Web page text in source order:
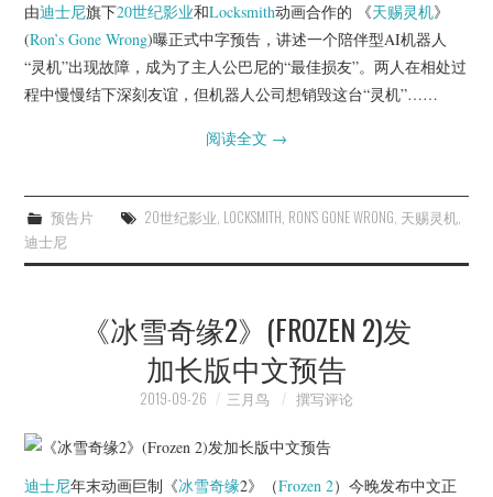
由迪士尼旗下20世纪影业和Locksmith动画合作的 《天赐灵机》
(Ron’s Gone Wrong)曝正式中字预告，讲述一个陪伴型AI机器人
“灵机”出现故障，成为了主人公巴尼的“最佳损友”。两人在相处过
程中慢慢结下深刻友谊，但机器人公司想销毁这台“灵机”……
阅读全文 →
预告片 20世纪影业, LOCKSMITH, RON'S GONE WRONG, 天赐灵机,
迪士尼
《冰雪奇缘2》(FROZEN 2)发
加长版中文预告
2019-09-26 三月鸟 撰写评论
迪士尼年末动画巨制《冰雪奇缘2》（Frozen 2）今晚发布中文正